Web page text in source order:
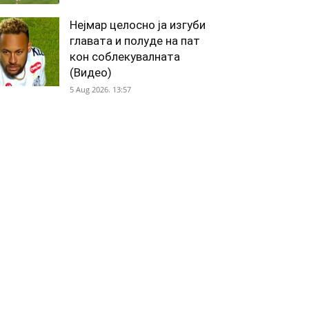
Нејмар целосно ја изгуби
главата и полуде на пат
кон соблекувалната
(Видео)
5 Aug 2026. 13:57